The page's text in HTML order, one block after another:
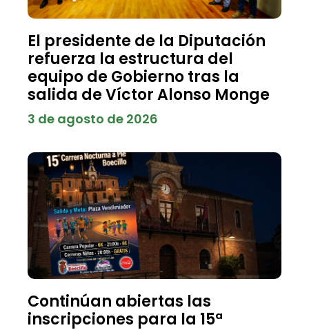
El presidente de la Diputación
refuerza la estructura del
equipo de Gobierno tras la
salida de Víctor Alonso Monge
3 de agosto de 2026
Continúan abiertas las
inscripciones para la 15ª